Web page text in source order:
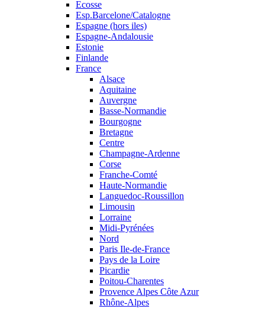
Ecosse
Esp.Barcelone/Catalogne
Espagne (hors iles)
Espagne-Andalousie
Estonie
Finlande
France
Alsace
Aquitaine
Auvergne
Basse-Normandie
Bourgogne
Bretagne
Centre
Champagne-Ardenne
Corse
Franche-Comté
Haute-Normandie
Languedoc-Roussillon
Limousin
Lorraine
Midi-Pyrénées
Nord
Paris Ile-de-France
Pays de la Loire
Picardie
Poitou-Charentes
Provence Alpes Côte Azur
Rhône-Alpes